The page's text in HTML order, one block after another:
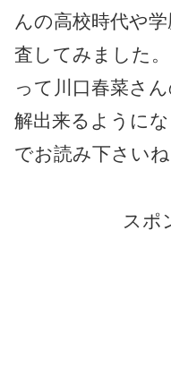
んの高校時代や
査してみました
って川口春菜さ
解出来るように
でお読み下さいね
スポ